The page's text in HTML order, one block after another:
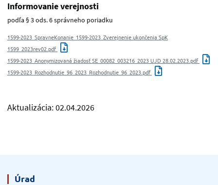
Informovanie verejnosti
podľa § 3 ods. 6 správneho poriadku
1599-2023_SpravneKonanie_1599-2023_Zverejnenie ukončenia SpK
1599_2023rev02.pdf
1599-2023_Anonymizovaná žiadosť SE_00082_003216_2023 UJD 28.02.2023.pdf
1599-2023_Rozhodnutie_96_2023_Rozhodnutie_96_2023.pdf
Aktualizácia: 02.04.2026
Úrad